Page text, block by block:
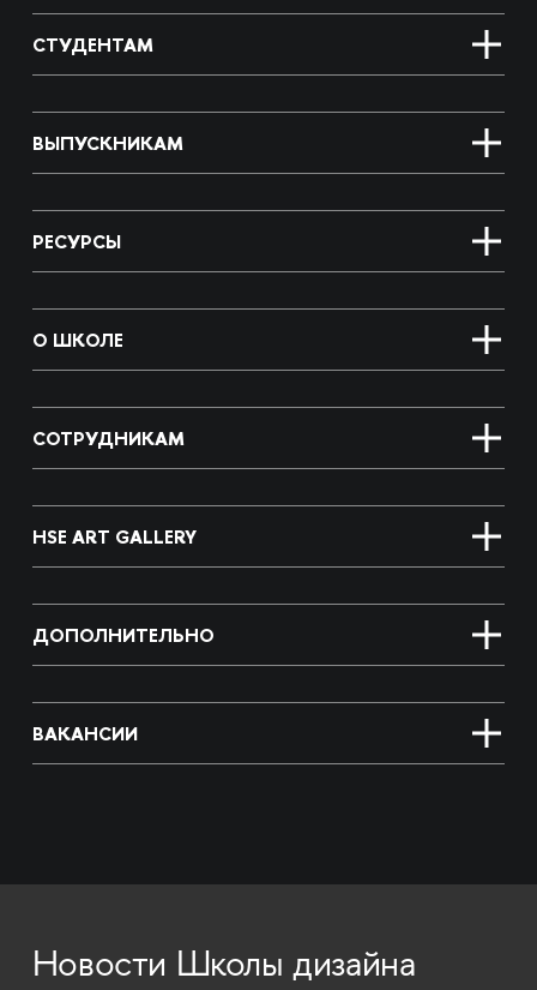
СТУДЕНТАМ
ВЫПУСКНИКАМ
РЕСУРСЫ
О ШКОЛЕ
СОТРУДНИКАМ
HSE ART GALLERY
ДОПОЛНИТЕЛЬНО
ВАКАНСИИ
Новости Школы дизайна